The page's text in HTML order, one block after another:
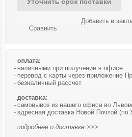
Сравнить
Добавить в
оплата:
наличными при получении в офисе
перевод с карты через приложение
безналичный рассчет
доставка:
самовывоз из нашего офиса во
адресная доставка Новой Почтой (по
подробнее о доставке >>>